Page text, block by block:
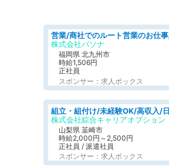
株式会社パソナ
福岡県 北九州市
時給1,506円
正社員
スポンサー：求人ボックス
株式会社綜合キャリアオプション
山梨県 韮崎市
時給2,000円～2,500円
正社員 / 派遣社員
スポンサー：求人ボックス